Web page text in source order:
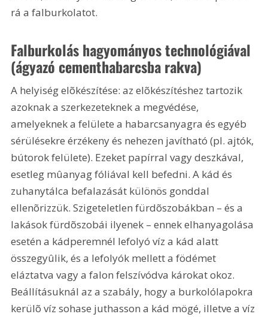
rá a falburkolatot.
Falburkolás hagyományos technológiával
(ágyazó cementhabarcsba rakva)
A helyiség elõkészítése: az elõkészítéshez tartozik
azoknak a szerkezeteknek a megvédése,
amelyeknek a felülete a habarcsanyagra és egyéb
sérülésekre érzékeny és nehezen javítható (pl. ajtók,
bútorok felülete). Ezeket papírral vagy deszkával,
esetleg mûanyag fóliával kell befedni. A kád és
zuhanytálca befalazását különös gonddal
ellenõrizzük. Szigeteletlen fürdõszobákban – és a
lakások fürdõszobái ilyenek – ennek elhanyagolása
esetén a kádperemnél lefolyó víz a kád alatt
összegyûlik, és a lefolyók mellett a födémet
eláztatva vagy a falon felszívódva károkat okoz.
Beállításuknál az a szabály, hogy a burkolólapokra
kerülõ víz sohase juthasson a kád mögé, illetve a víz